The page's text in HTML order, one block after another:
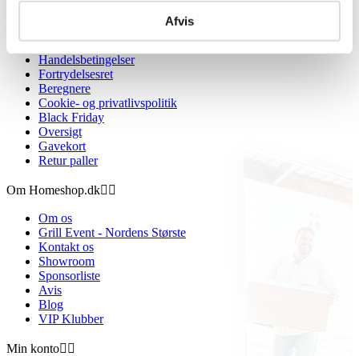
Afvis
Handelsbetingelser
Fortrydelsesret
Beregnere
Cookie- og privatlivspolitik
Black Friday
Oversigt
Gavekort
Retur paller
Om Homeshop.dk 
Om os
Grill Event - Nordens Største
Kontakt os
Showroom
Sponsorliste
Avis
Blog
VIP Klubber
Min konto 